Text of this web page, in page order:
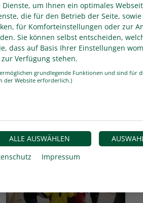
Bora, zeigte sich
sowie dem ansehnlichen
vor Ort.
Kronenfeld, Christian Liedtke
um Ihnen ein optimales
die für den Betrieb der Seite,
für Komforteinstellungen oder zur
Sie können selbst entscheiden,
dass auf Basis Ihrer Einstellungen
Verfügung stehen.
grundlegende Funktionen und sind für
der Website erforderlich.)
ALLE AUSWÄHLEN
Impressum